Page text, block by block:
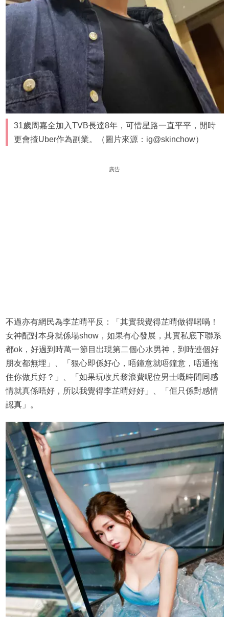
31歲周嘉全加入TVB長達8年，可惜星路一直平平，閒時
更會揸Uber作為副業。（圖片來源：ig@skinchow）
廣告
不過亦有網民為李芷晴平反：「其實我覺得芷晴做得啱喎！
女神配對本身就係場show，如果有心發展，其實私底下聯系
都ok，好過到時萬一節目出現第二個心水男神，到時連個好
朋友都無埋」、「狠心即係好心，唔鐘意就唔鐘意，唔通拖
住你做兵好？」、「如果玩收兵黎浪費呢位男士嘅時間同感
情就真係唔好，所以我覺得李芷晴好好」、「佢只係對感情
認真」。